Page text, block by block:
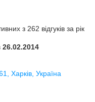
з 262 відгуків за рік
Харків, Україна